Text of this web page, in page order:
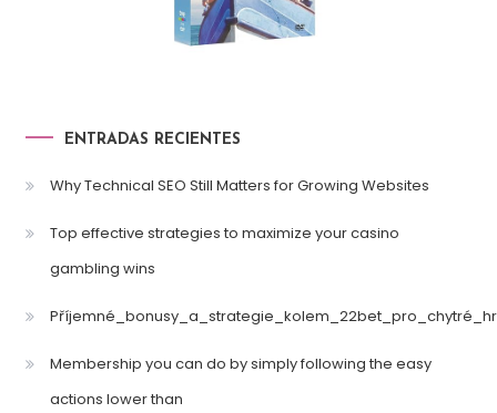
ENTRADAS RECIENTES
Why Technical SEO Still Matters for Growing Websites
Top effective strategies to maximize your casino
gambling wins
Membership you can do by simply following the easy
actions lower than